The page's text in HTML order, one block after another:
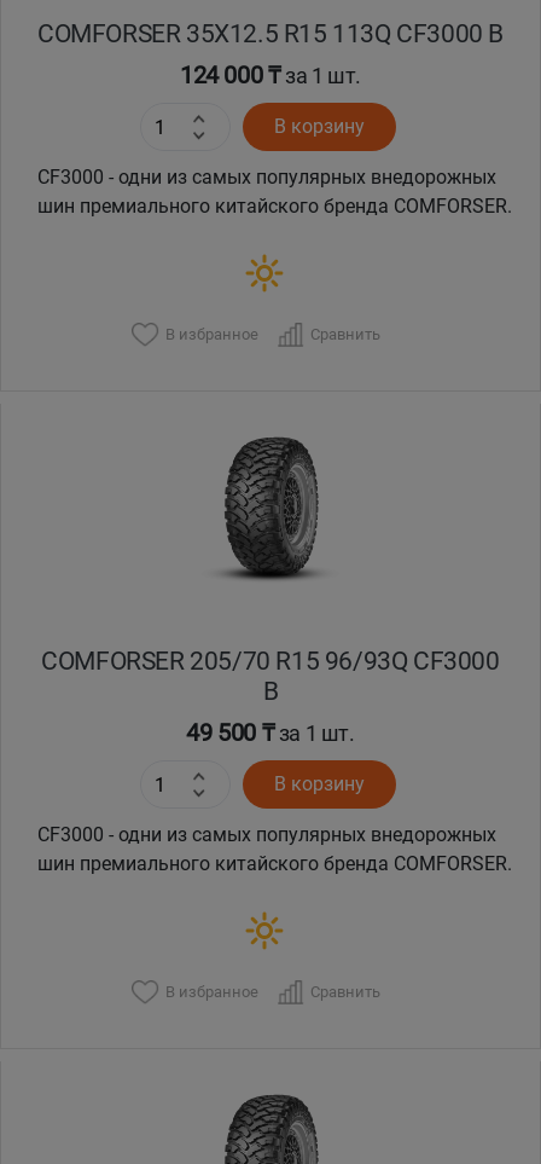
COMFORSER 35X12.5 R15 113Q CF3000 B
124 000 ₸за 1 шт.
В корзину
CF3000 - одни из самых популярных внедорожных
шин премиального китайского бренда COMFORSER.
В избранное Сравнить
COMFORSER 205/70 R15 96/93Q CF3000
B
49 500 ₸за 1 шт.
В корзину
CF3000 - одни из самых популярных внедорожных
шин премиального китайского бренда COMFORSER.
В избранное Сравнить
Бишкек